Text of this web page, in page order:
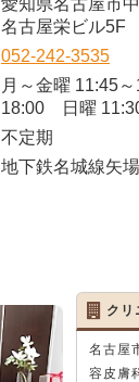
名古屋栄ビル5F
052-242-3535
月～金曜 11:45
18:00 日曜
不定期
地下鉄名城線矢
クリ
名古屋
容皮膚